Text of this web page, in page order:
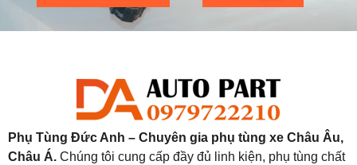
Phụ Tùng Đức Anh – Chuyên gia phụ tùng xe Châu Âu,
Châu Á. Chúng tôi cung cấp đầy đủ linh kiện, phụ tùng chất